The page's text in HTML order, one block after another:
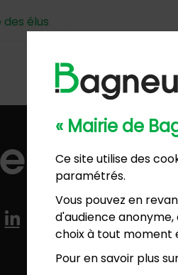
« Mairie de
Ce site utilise des
paramétrés.
Vous pouvez en
d'audience
choix à tout moment
Pour en savoir plus
élus
LinkedIn
57, avenue
01 42 31 60
8, résidence
01 45 47 62